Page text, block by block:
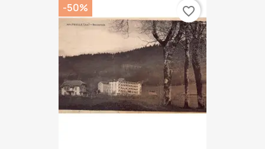
-50% favorite_border